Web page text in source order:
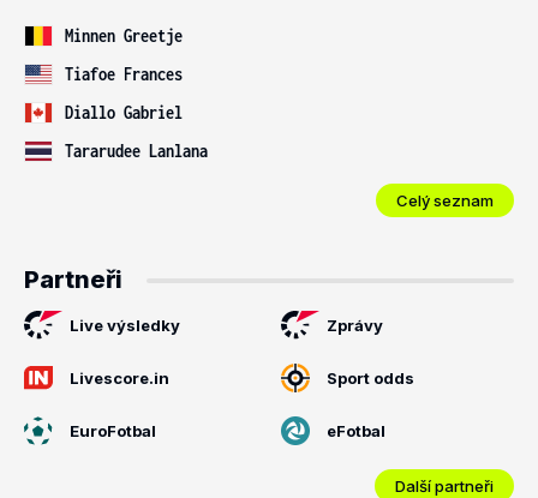
Minnen Greetje
Tiafoe Frances
Diallo Gabriel
Tararudee Lanlana
Celý seznam
Partneři
Live výsledky Zprávy
Livescore.in Sport odds
EuroFotbal eFotbal
Další partneři